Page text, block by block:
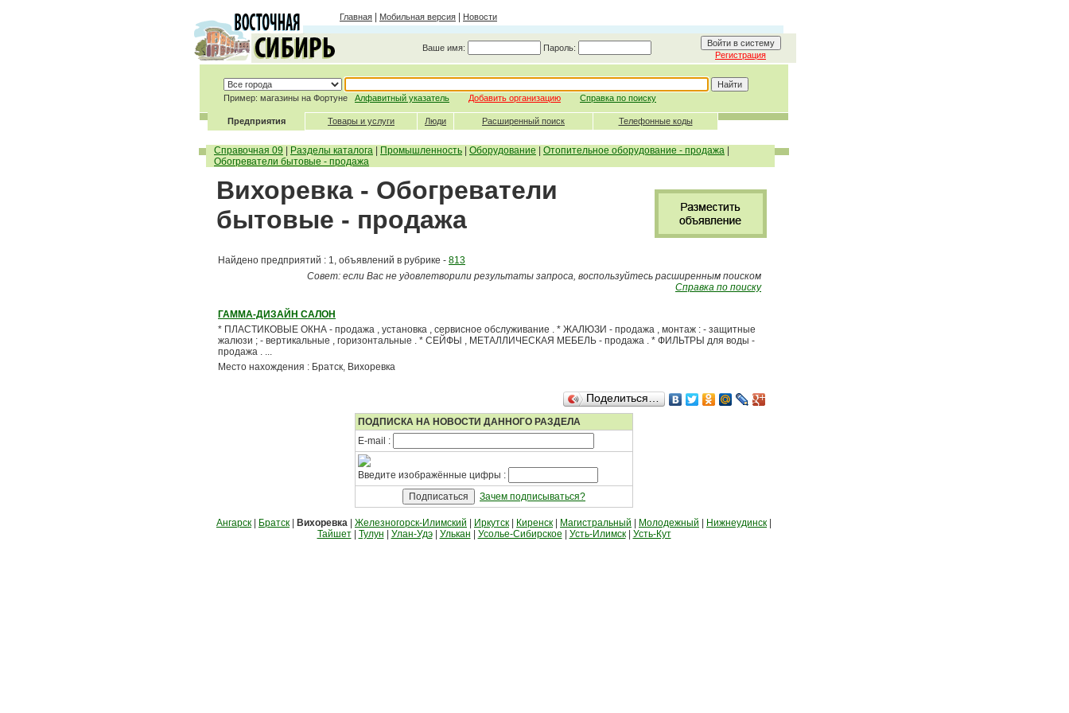
Главная Мобильная версия Новости
Ваше имя: Пароль:
Регистрация
Пример: магазины на Фортуне Алфавитный указатель Добавить организацию Справка по поиску
Предприятия Товары и услуги Люди Расширенный поиск Телефонные коды
Справочная 09 Разделы каталога Промышленность Оборудование Отопительное оборудование - продажа
Обогреватели бытовые - продажа
Вихоревка - Обогреватели
бытовые - продажа
Найдено предприятий : 1, объявлений в рубрике - 813
Совет: если Вас не удовлетворили результаты запроса, воспользуйтесь расширенным поиском
Справка по поиску
ГАММА-ДИЗАЙН САЛОН
* ПЛАСТИКОВЫЕ ОКНА - продажа , установка , сервисное обслуживание . * ЖАЛЮЗИ - продажа , монтаж : - защитные
жалюзи ; - вертикальные , горизонтальные . * СЕЙФЫ , МЕТАЛЛИЧЕСКАЯ МЕБЕЛЬ - продажа . * ФИЛЬТРЫ для воды -
продажа . ...
Место нахождения : Братск, Вихоревка
Поделиться…
ПОДПИСКА НА НОВОСТИ ДАННОГО РАЗДЕЛА
E-mail :
Введите изображённые цифры :
Зачем подписываться?
Ангарск Братск Вихоревка Железногорск-Илимский Иркутск Киренск Магистральный Молодежный Нижнеудинск
Тайшет| Тулун Улан-Удэ| Улькан Усолье-Сибирское Усть-Илимск| Усть-Кут